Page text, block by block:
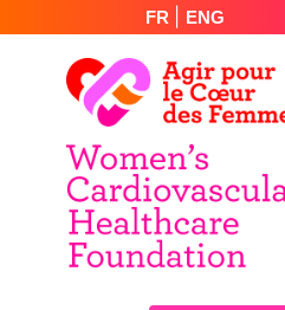
FR ENG